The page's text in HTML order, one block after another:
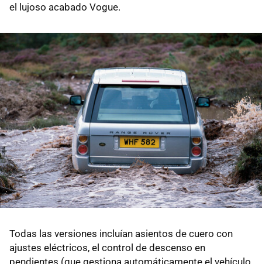
el lujoso acabado Vogue.
Todas las versiones incluían asientos de cuero con
ajustes eléctricos, el control de descenso en
pendientes (que gestiona automáticamente el vehículo